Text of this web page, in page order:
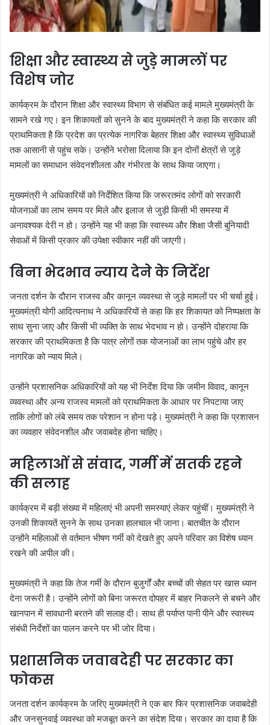
शिक्षा और स्वास्थ्य से जुड़े मामलों पर
विशेष जोर
कार्यक्रम के दौरान शिक्षा और स्वास्थ्य विभाग से संबंधित कई मामले मुख्यमंत्री के
सामने रखे गए। इन शिकायतों को सुनने के बाद मुख्यमंत्री ने कहा कि सरकार की
प्राथमिकता है कि प्रदेश का प्रत्येक नागरिक बेहतर शिक्षा और स्वास्थ्य सुविधाओं
तक आसानी से पहुंच सके। उन्होंने भरोसा दिलाया कि इन दोनों क्षेत्रों से जुड़े
मामलों का समाधान संवेदनशीलता और गंभीरता के साथ किया जाएगा।
मुख्यमंत्री ने अधिकारियों को निर्देशित किया कि जरूरतमंद लोगों को सरकारी
योजनाओं का लाभ समय पर मिले और इलाज से जुड़ी किसी भी समस्या में
अनावश्यक देरी न हो। उन्होंने यह भी कहा कि स्वास्थ्य और शिक्षा जैसी बुनियादी
सेवाओं में किसी प्रकार की उपेक्षा स्वीकार नहीं की जाएगी।
बिना भेदभाव न्याय देने के निर्देश
जनता दर्शन के दौरान राजस्व और कानून व्यवस्था से जुड़े मामलों पर भी चर्चा हुई।
मुख्यमंत्री योगी आदित्यनाथ ने अधिकारियों से कहा कि हर शिकायत को निष्पक्षता के
साथ सुना जाए और किसी भी व्यक्ति के साथ भेदभाव न हो। उन्होंने दोहराया कि
सरकार की प्राथमिकता है कि पात्र लोगों तक योजनाओं का लाभ पहुंचे और हर
नागरिक को न्याय मिले।
उन्होंने प्रशासनिक अधिकारियों को यह भी निर्देश दिया कि जमीन विवाद, कानून
व्यवस्था और अन्य राजस्व मामलों को प्राथमिकता के आधार पर निपटाया जाए
ताकि लोगों को लंबे समय तक परेशान न होना पड़े। मुख्यमंत्री ने कहा कि प्रशासन
का व्यवहार संवेदनशील और जवाबदेह होना चाहिए।
महिलाओं से संवाद, गर्मी में सतर्क रहने
की सलाह
कार्यक्रम में बड़ी संख्या में महिलाएं भी अपनी समस्याएं लेकर पहुंचीं। मुख्यमंत्री ने
उनकी शिकायतें सुनने के साथ उनका हालचाल भी जाना। बातचीत के दौरान
उन्होंने महिलाओं से वर्तमान भीषण गर्मी को देखते हुए अपने परिवार का विशेष ध्यान
रखने की अपील की।
मुख्यमंत्री ने कहा कि तेज गर्मी के दौरान बुजुर्गों और बच्चों की सेहत पर खास ध्यान
देना जरूरी है। उन्होंने लोगों को बिना जरूरत दोपहर में बाहर निकलने से बचने और
खानपान में सावधानी बरतने की सलाह दी। साथ ही पर्याप्त पानी पीने और स्वास्थ्य
संबंधी निर्देशों का पालन करने पर भी जोर दिया।
प्रशासनिक जवाबदेही पर सरकार का
फोकस
जनता दर्शन कार्यक्रम के जरिए मुख्यमंत्री ने एक बार फिर प्रशासनिक जवाबदेही
और जनसुनवाई व्यवस्था को मजबूत करने का संदेश दिया। सरकार का दावा है कि